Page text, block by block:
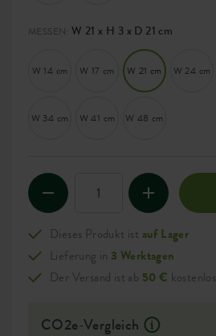
MESSEN: W 21 x H 3 x D 21 cm
W 14 cm W 17 cm W 21 cm W 24 cm
W 34 cm W 41 cm W 48 cm
Dieses Produkt ist auf Lager
Lieferung in 3 Werktagen
Der Versand ist ab 50 € kostenlos
CO2e-Vergleich